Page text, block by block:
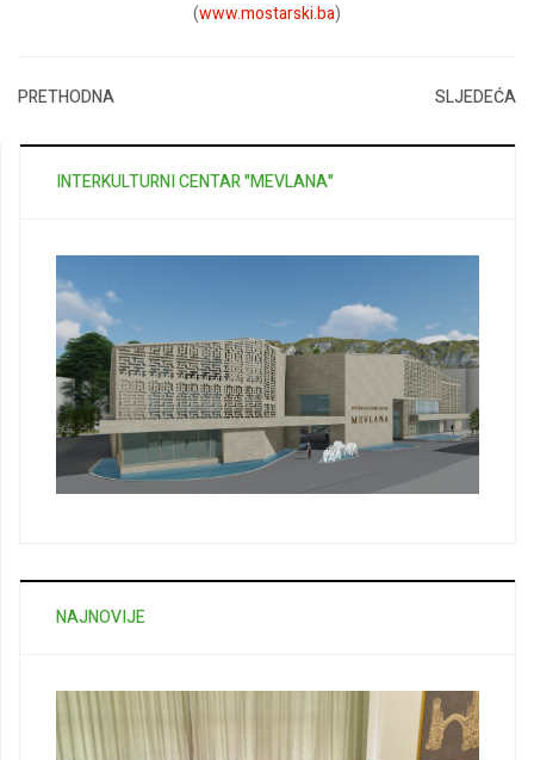
(www.mostarski.ba)
PRETHODNA SLJEDEĆA
INTERKULTURNI CENTAR "MEVLANA"
NAJNOVIJE